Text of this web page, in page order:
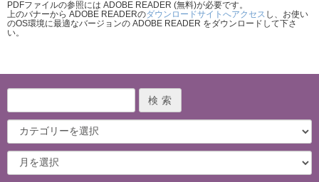
PDFファイルの参照には ADOBE READER (無料)が必要です。
上のバナーから ADOBE READERのダウンロードサイトへアクセス し、お使い
のOS環境に最適なバージョンの ADOBE READER をダウンロードして下さ
い。